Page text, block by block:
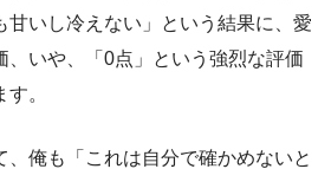
甘いし冷えない」という結果に、愛
、いや、「0点」という強烈な評価
。
、俺も「これは自分で確かめないと